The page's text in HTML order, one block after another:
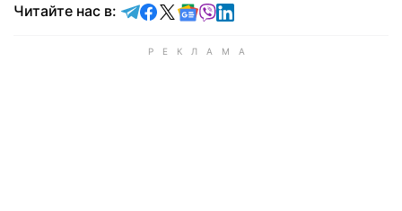
Читайте нас в: Читайте в Telegram
Читайте в Facebook
Читайте в X
Читайте в Google news
Читайте в Viber
Читайте в LinkedIn